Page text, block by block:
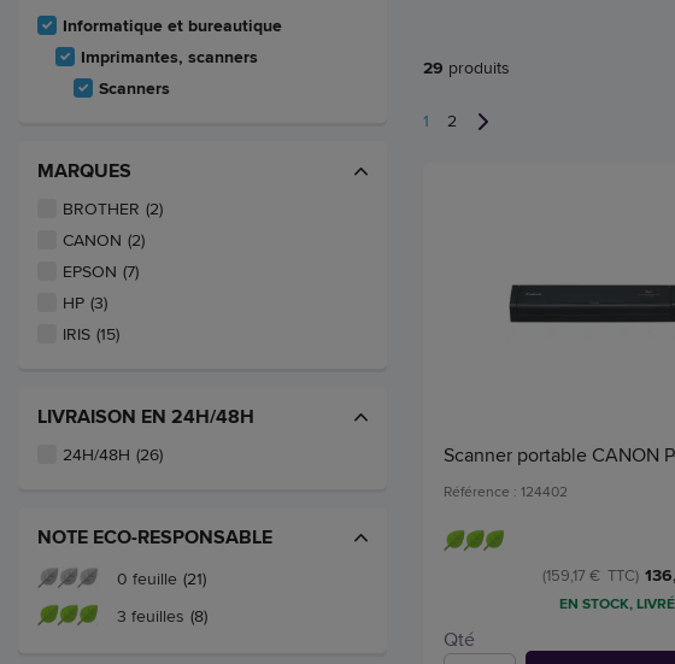
Informatique et bureautique
Imprimantes, scanners
Scanners
MARQUES
BROTHER (2)
CANON (2)
EPSON (7)
HP (3)
IRIS (15)
LIVRAISON EN 24H/48H
24H/48H (26)
NOTE ECO-RESPONSABLE
0 feuille (21)
3 feuilles (8)
29 produits
1 2
Scanner portable CANON
Référence : 124402
(159,17 € TTC)
EN STOCK,
Qté